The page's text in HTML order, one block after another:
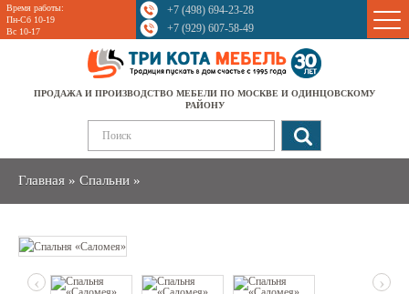
Время работы:
Пн-Сб 10-19
Вс 10-17
+7 (498) 694-23-28
+7 (929) 607-58-49
ПРОДАЖА И ПРОИЗВОДСТВО МЕБЕЛИ ПО МОСКВЕ И ОДИНЦОВСКОМУ
РАЙОНУ
Главная » Спальни »
Sale
‹ ›